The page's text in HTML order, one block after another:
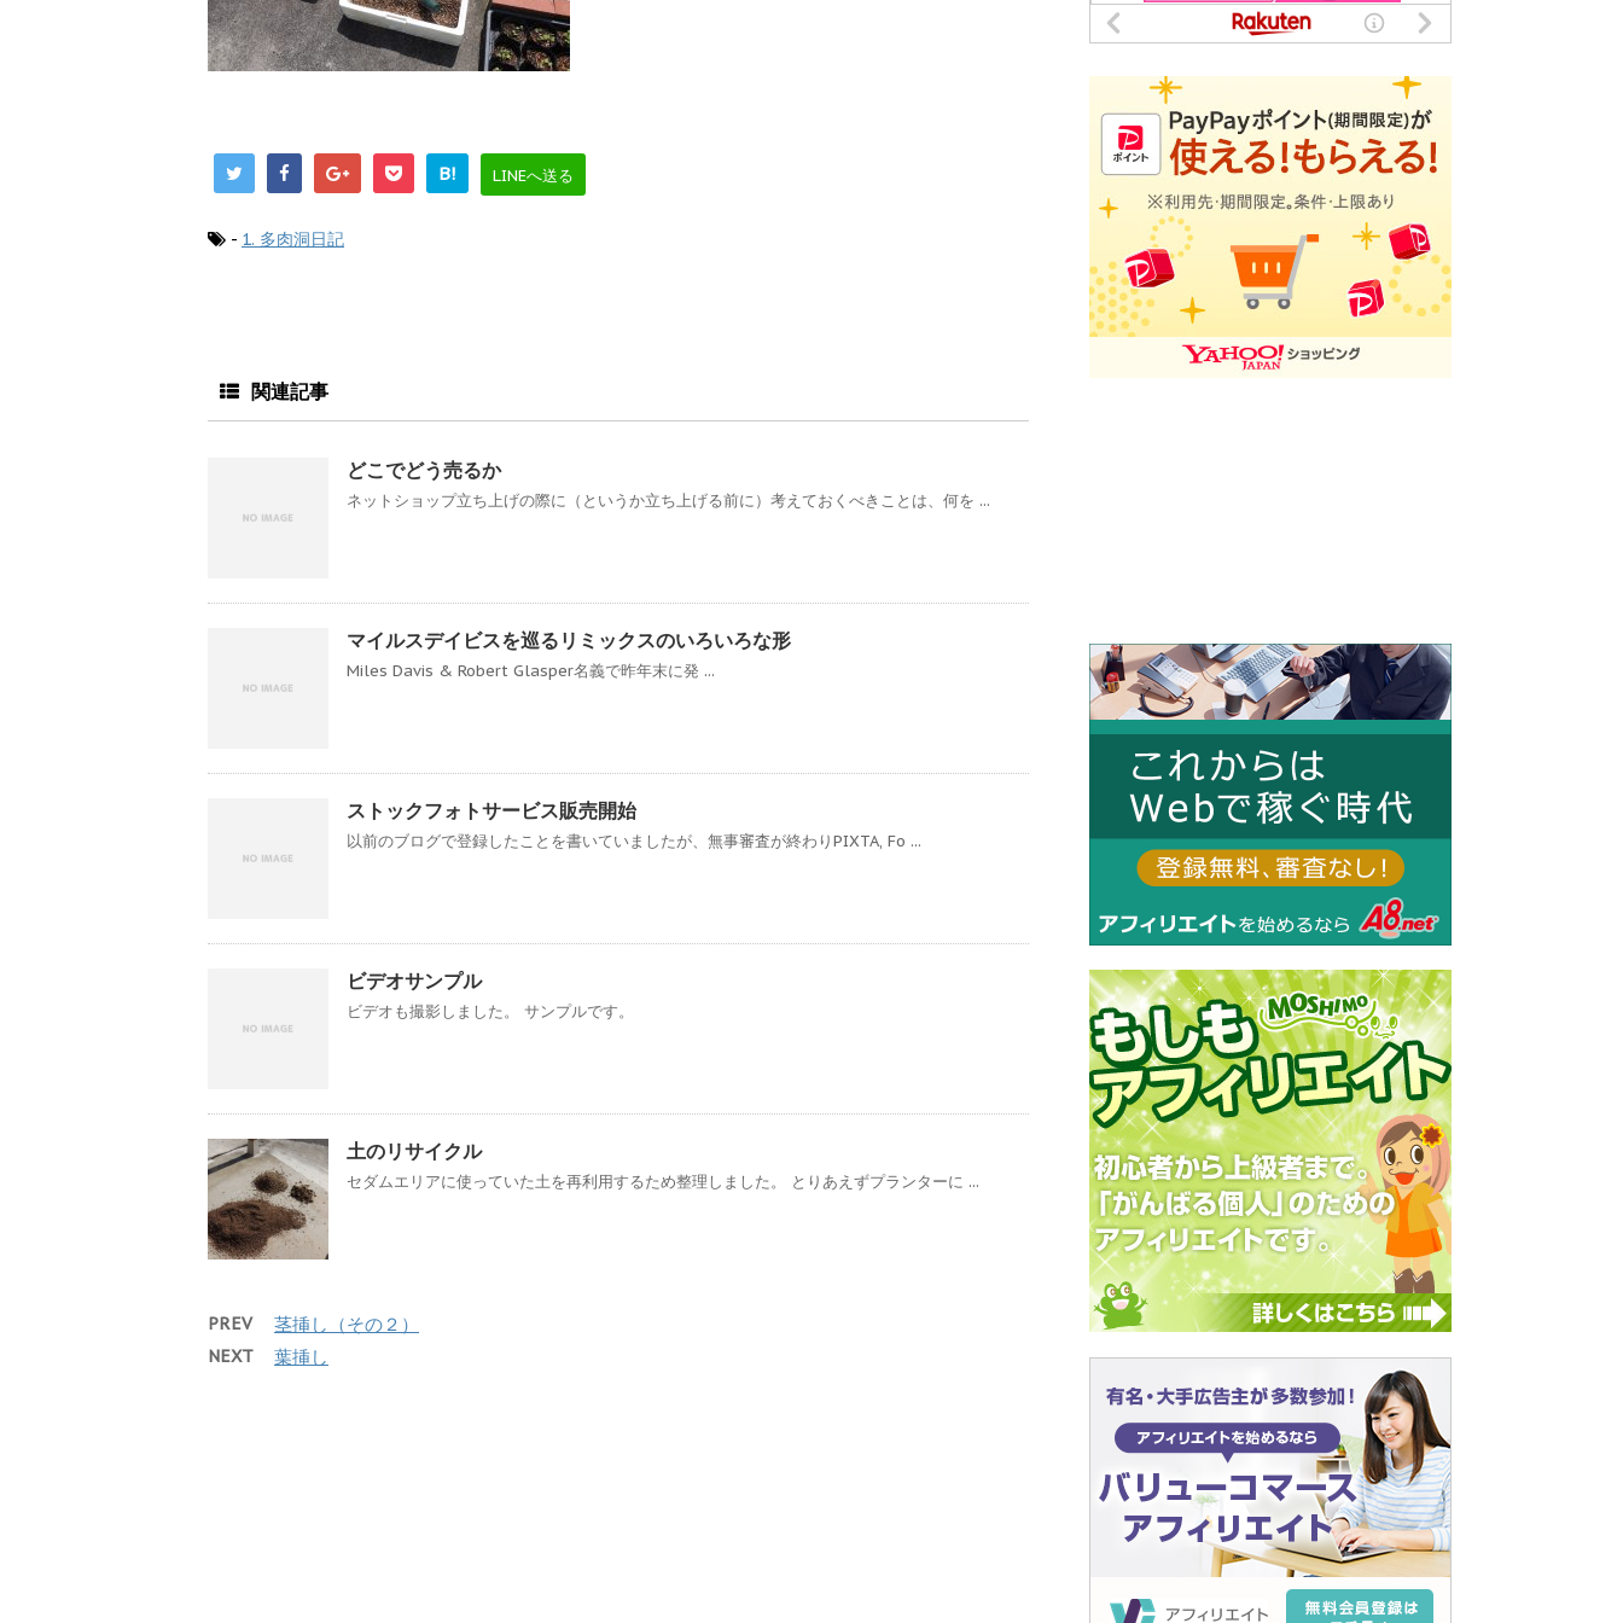
B! LINEへ送る
- 1. 多肉洞日記
関連記事
どこでどう売るか
ネットショップ立ち上げの際に（というか立ち上げる前に）考えておくべきことは、何を ...
マイルスデイビスを巡るリミックスのいろいろな形
Miles Davis & Robert Glasper名義で昨年末に発 ...
ストックフォトサービス販売開始
以前のブログで登録したことを書いていましたが、無事審査が終わりPIXTA, Fo ...
ビデオサンプル
ビデオも撮影しました。 サンプルです。
土のリサイクル
セダムエリアに使っていた土を再利用するため整理しました。 とりあえずプランターに ...
PREV 茎挿し（その２）
NEXT 葉挿し